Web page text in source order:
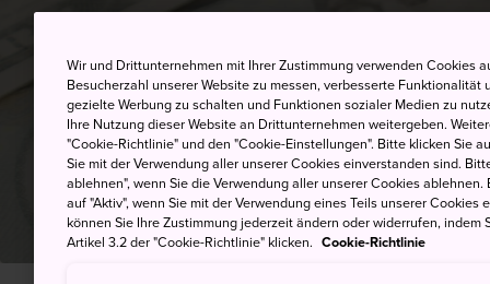
Wir und Drittunternehmen mit Ihrer Zustimmung verwenden Cookies
Besucherzahl unserer Website zu messen, verbesserte
gezielte Werbung zu schalten und Funktionen sozialer Medien zu
Ihre Nutzung dieser Website an Drittunternehmen weitergeben.
"Cookie-Richtlinie" und den "Cookie-Einstellungen". Bitte klicken Sie
Sie mit der Verwendung aller unserer Cookies einverstanden sind.
ablehnen", wenn Sie die Verwendung aller unserer Cookies
auf "Aktiv", wenn Sie mit der Verwendung eines Teils unserer Cookies
können Sie Ihre Zustimmung jederzeit ändern oder widerrufen, indem
Artikel 3.2 der "Cookie-Richtlinie" klicken. Cookie-Richtlinie